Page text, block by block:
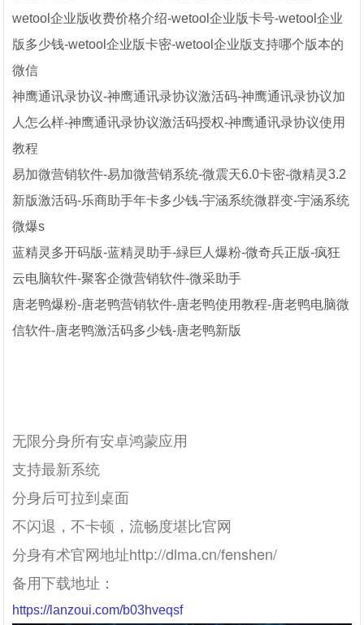
wetool企业版收费价格介绍-wetool企业版卡号-wetool企业
版多少钱-wetool企业版卡密-wetool企业版支持哪个版本的
微信
神鹰通讯录协议-神鹰通讯录协议激活码-神鹰通讯录协议加
人怎么样-神鹰通讯录协议激活码授权-神鹰通讯录协议使用
教程
易加微营销软件-易加微营销系统-微震天6.0卡密-微精灵3.2
新版激活码-乐商助手年卡多少钱-宇涵系统微群变-宇涵系统
微爆s
蓝精灵多开码版-蓝精灵助手-緑巨人爆粉-微奇兵正版-疯狂
云电脑软件-聚客企微营销软件-微采助手
唐老鸭爆粉-唐老鸭营销软件-唐老鸭使用教程-唐老鸭电脑微
信软件-唐老鸭激活码多少钱-唐老鸭新版
无限分身所有安卓鸿蒙应用
支持最新系统
分身后可拉到桌面
不闪退，不卡顿，流畅度堪比官网
分身有术官网地址http://dlma.cn/fenshen/
备用下载地址：
https://lanzoui.com/b03hveqsf